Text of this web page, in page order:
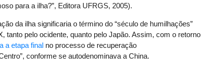
para a ilha?”, Editora UFRGS, 2005).
da ilha significaria o término do “século de humilhações”
tanto pelo ocidente, quanto pelo Japão. Assim, com o retorno
a etapa final no processo de recuperação
conforme se autodenominava a China.